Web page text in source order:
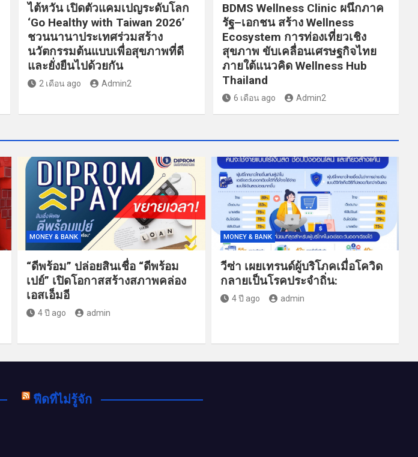
ไต้หวัน เปิดตัวแคมเปญระดับโลก
‘Go Healthy with Taiwan 2026’
ชวนนานาประเทศร่วมสร้าง
นวัตกรรมต้นแบบเพื่อสุขภาพที่ดี
และยั่งยืนไปด้วยกัน
2 เดือน ago Admin2
BDMS Wellness Clinic ผนึกภาค
รัฐ–เอกชน สร้าง Wellness
Ecosystem การท่องเที่ยวเชิง
สุขภาพ ขับเคลื่อนเศรษฐกิจไทย
ภายใต้แนวคิด Wellness Hub
Thailand
6 เดือน ago Admin2
MONEY & BANK
“ดีพร้อม” ปล่อยสินเชื่อ “ดีพร้อม
เปย์” เปิดโอกาสสร้างสภาพคล่อง
เอสเอ็มอี
4 ปี ago admin
MONEY & BANK
วีซ่า เผยเทรนด์ผู้บริโภคเมื่อโควิด
กลายเป็นโรคประจำถิ่น:
4 ปี ago admin
ฟีดที่ไม่รู้จัก